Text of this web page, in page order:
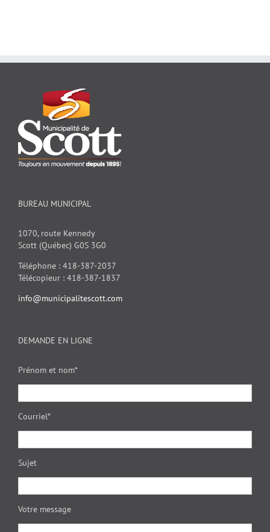
BUREAU MUNICIPAL
1070, route Kennedy
Scott (Québec) G0S 3G0
Téléphone : 418-387-2037
Télécopieur : 418-387-1837
info@municipalitescott.com
DEMANDE EN LIGNE
Prénom et nom*
Courriel*
Sujet
Votre message